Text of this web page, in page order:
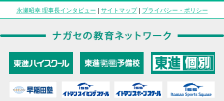
永瀬昭幸 理事長インタビュー | サイトマップ| プライバシー・ポリシー